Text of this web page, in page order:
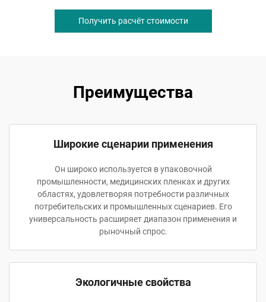
Получить расчёт стоимости
Преимущества
Широкие сценарии применения
Он широко используется в упаковочной
промышленности, медицинских пленках и других
областях, удовлетворяя потребности различных
потребительских и промышленных сценариев. Его
универсальность расширяет диапазон применения и
рыночный спрос.
Экологичные свойства